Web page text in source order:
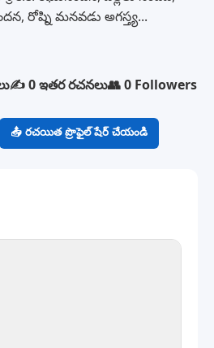
రోష్ని మనవడు అగస్త్య...
✍️ 0 ఇతర రచనలు👥 0 Followers
📤 రచయిత ప్రొఫైల్ షేర్ చేయండి